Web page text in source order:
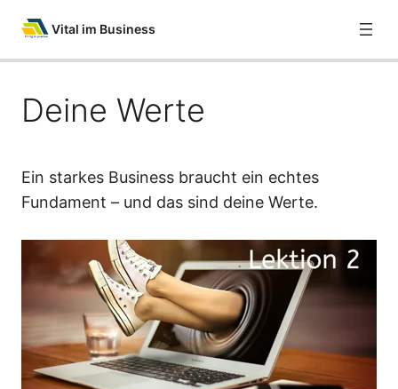
Vital im Business
Willkommen bei Vital im Business
Dein Fundament
Deine Werte
Deine Zielgruppe
Dein Angebot
Die Kommunikation
Deine Energie
Deine Werte
Ein starkes Business braucht ein echtes
Fundament – und das sind deine Werte.